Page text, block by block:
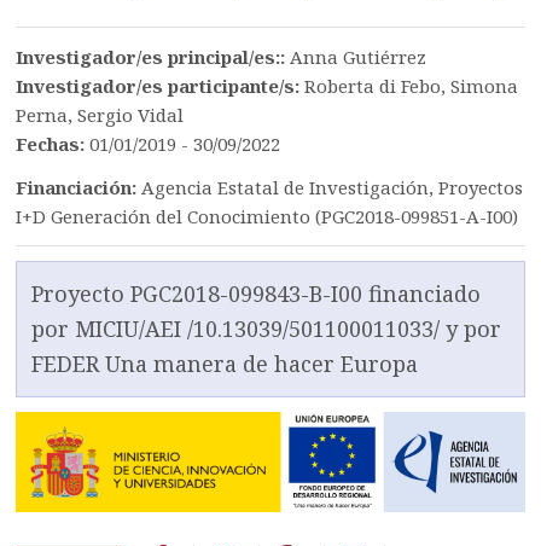
Investigador/es principal/es::Anna Gutiérrez
Investigador/es participante/s:Roberta di Febo, Simona
Perna, Sergio Vidal
Fechas:01/01/2019 - 30/09/2022
Financiación:Agencia Estatal de Investigación, Proyectos
I+D Generación del Conocimiento (PGC2018-099851-A-I00)
Proyecto PGC2018-099843-B-I00 financiado
por MICIU/AEI /10.13039/501100011033/ y por
FEDER Una manera de hacer Europa